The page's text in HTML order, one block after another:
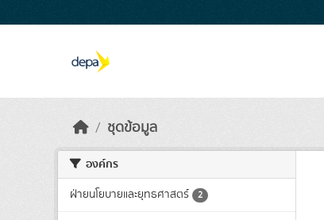
ชุดข้อมูล
องค์กร
ฝ่ายนโยบายและยุทธศาสตร์ 2